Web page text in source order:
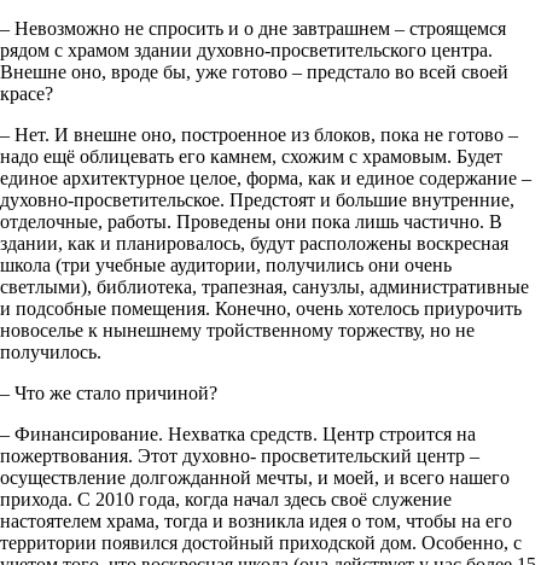
– Невозможно не спросить и о дне завтрашнем – строящемся
рядом с храмом здании духовно-просветительского центра.
Внешне оно, вроде бы, уже готово – предстало во всей своей
красе?
– Нет. И внешне оно, построенное из блоков, пока не готово –
надо ещё облицевать его камнем, схожим с храмовым. Будет
единое архитектурное целое, форма, как и единое содержание –
духовно-просветительское. Предстоят и большие внутренние,
отделочные, работы. Проведены они пока лишь частично. В
здании, как и планировалось, будут расположены воскресная
школа (три учебные аудитории, получились они очень
светлыми), библиотека, трапезная, санузлы, административные
и подсобные помещения. Конечно, очень хотелось приурочить
новоселье к нынешнему тройственному торжеству, но не
получилось.
– Что же стало причиной?
– Финансирование. Нехватка средств. Центр строится на
пожертвования. Этот духовно- просветительский центр –
осуществление долгожданной мечты, и моей, и всего нашего
прихода. С 2010 года, когда начал здесь своё служение
настоятелем храма, тогда и возникла идея о том, чтобы на его
территории появился достойный приходской дом. Особенно, с